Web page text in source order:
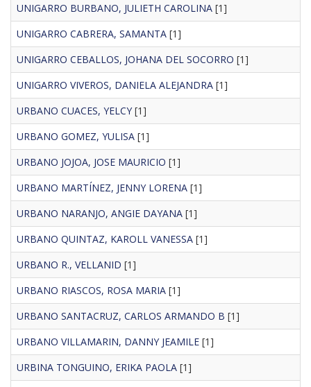
UNIGARRO BURBANO, JULIETH CAROLINA [1]
UNIGARRO CABRERA, SAMANTA [1]
UNIGARRO CEBALLOS, JOHANA DEL SOCORRO [1]
UNIGARRO VIVEROS, DANIELA ALEJANDRA [1]
URBANO CUACES, YELCY [1]
URBANO GOMEZ, YULISA [1]
URBANO JOJOA, JOSE MAURICIO [1]
URBANO MARTÍNEZ, JENNY LORENA [1]
URBANO NARANJO, ANGIE DAYANA [1]
URBANO QUINTAZ, KAROLL VANESSA [1]
URBANO R., VELLANID [1]
URBANO RIASCOS, ROSA MARIA [1]
URBANO SANTACRUZ, CARLOS ARMANDO B [1]
URBANO VILLAMARIN, DANNY JEAMILE [1]
URBINA TONGUINO, ERIKA PAOLA [1]